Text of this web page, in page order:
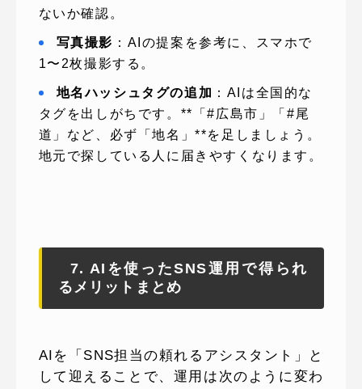
ないか確認。
写真撮影 ：AIの提案を参考に、スマホで
1〜2枚撮影する。
地名ハッシュタグの追加 ：AIは全国的な
タグを出しがちです。**「#広島市」「#尾
道」など、必ず「地名」**を足しましょう。
地元で探している人に届きやすくなります。
7. AIを使ったSNS運用で得られ
るメリットまとめ
AIを「SNS担当の頼れるアシスタント」と
して迎えることで、運用は次のように変わ